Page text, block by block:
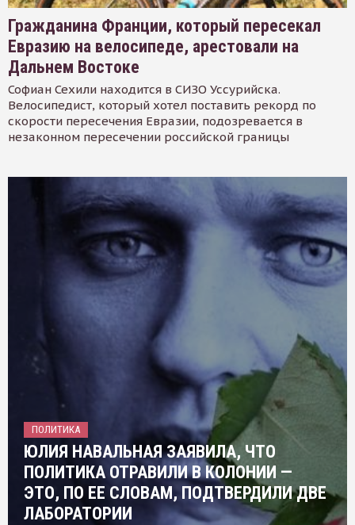
Гражданина Франции, который пересекал
Евразию на велосипеде, арестовали на
Дальнем Востоке
Софиан Сехили находится в СИЗО Уссурийска.
Велосипедист, который хотел поставить рекорд по
скорости пересечения Евразии, подозревается в
незаконном пересечении российской границы
ПОЛИТИКА
ЮЛИЯ НАВАЛЬНАЯ ЗАЯВИЛА, ЧТО
ПОЛИТИКА ОТРАВИЛИ В КОЛОНИИ —
ЭТО, ПО ЕЕ СЛОВАМ, ПОДТВЕРДИЛИ ДВЕ
ЛАБОРАТОРИИ